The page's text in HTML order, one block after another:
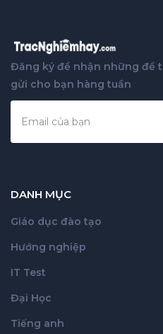
Đăng ký để nhận những đề
gửi cho bạn hàng tuần
DANH MỤC
Giáo dục đào tạo
Hướng nghiệp
IT Test
Đại Học
Tiếng anh